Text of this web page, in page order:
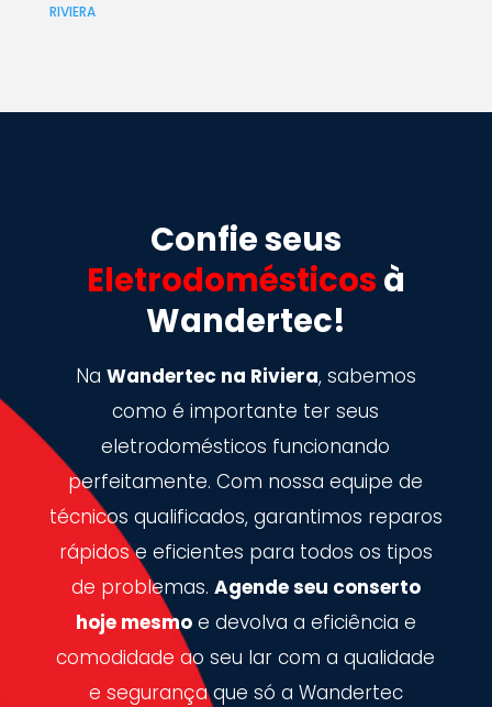
RIVIERA
Confie seus
Eletrodomésticos à
Wandertec!
Na Wandertec na Riviera, sabemos
como é importante ter seus
eletrodomésticos funcionando
perfeitamente. Com nossa equipe de
técnicos qualificados, garantimos reparos
rápidos e eficientes para todos os tipos
de problemas. Agende seu conserto
hoje mesmoe devolva a eficiência e
comodidade ao seu lar com a qualidade
e segurança que só a Wandertec